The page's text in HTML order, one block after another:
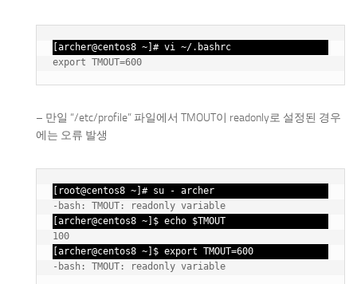
[archer@centos8 ~]# vi ~/.bashrc
– 만일 “/etc/profile” 파일에서 TMOUT이 readonly로 설정된 경우
에는 오류 발생
[root@centos8 ~]# su - archer
-bash: TMOUT: readonly variable
[archer@centos8 ~]$ echo $TMOUT
100
[archer@centos8 ~]$ export TMOUT=600